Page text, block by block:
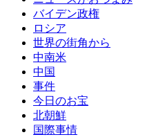
バイデン政権
ロシア
世界の街角から
中南米
中国
事件
今日のお宝
北朝鮮
国際事情